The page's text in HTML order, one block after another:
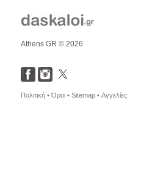
Athens GR © 2026
Πολιτική •Όροι • Sitemap • Αγγελίες